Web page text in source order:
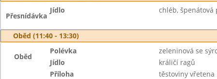
Přesnídávka
Jídlo chléb, špenátová
Oběd (11:40 - 13:30)
Oběd
Polévka
zeleninová se
Jídlo
králičí ragů
Příloha
těstoviny vřetena